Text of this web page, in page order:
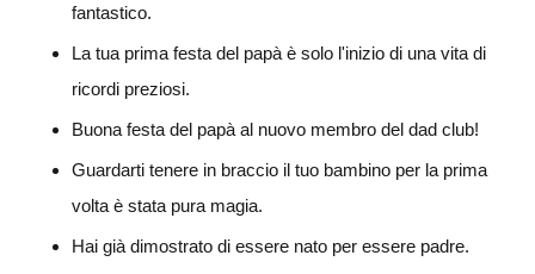
fantastico.
La tua prima festa del papà è solo l'inizio di una vita di
ricordi preziosi.
Buona festa del papà al nuovo membro del dad club!
Guardarti tenere in braccio il tuo bambino per la prima
volta è stata pura magia.
Hai già dimostrato di essere nato per essere padre.